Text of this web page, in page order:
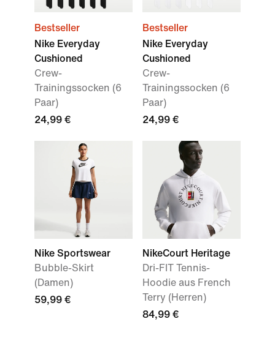
Bestseller
Nike Everyday
Cushioned
Crew-
Trainingssocken (6
Paar)
24,99 €
Bestseller
Nike Everyday
Cushioned
Crew-
Trainingssocken (6
Paar)
24,99 €
Nike Sportswear
Bubble-Skirt
(Damen)
59,99 €
NikeCourt Heritage
Dri-FIT Tennis-
Hoodie aus French
Terry (Herren)
84,99 €